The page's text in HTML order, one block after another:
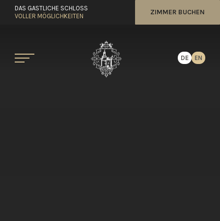
DAS GASTLICHE SCHLOSS
VOLLER MÖGLICHKEITEN
ZIMMER BUCHEN
DE EN